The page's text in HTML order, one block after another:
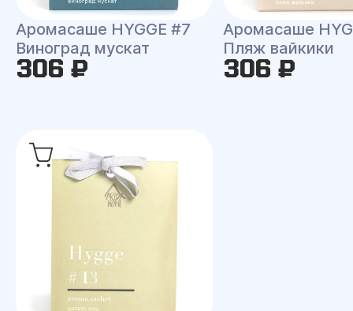
Аромасаше HYGGE #7
Виноград мускат
306 ₽
Аромасаше
Пляж вайкики
306 ₽